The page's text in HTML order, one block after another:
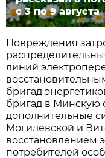
с 3 по 9 августа
Повреждения
линий
бригад
бригад в Минскую
дополнительные
Могилевской и
восстановлением
потребителей